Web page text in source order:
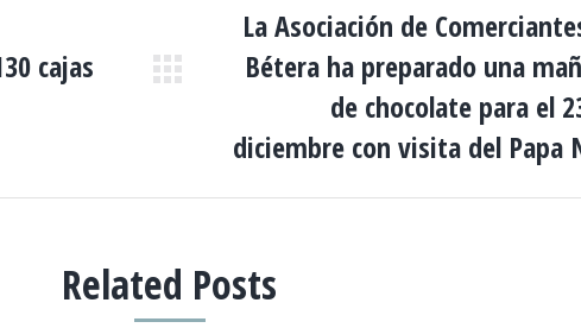
cajas
Publicación
La Asociación de
Bétera ha preparado una
de chocolate para el
diciembre con visita del Papa
Related Posts